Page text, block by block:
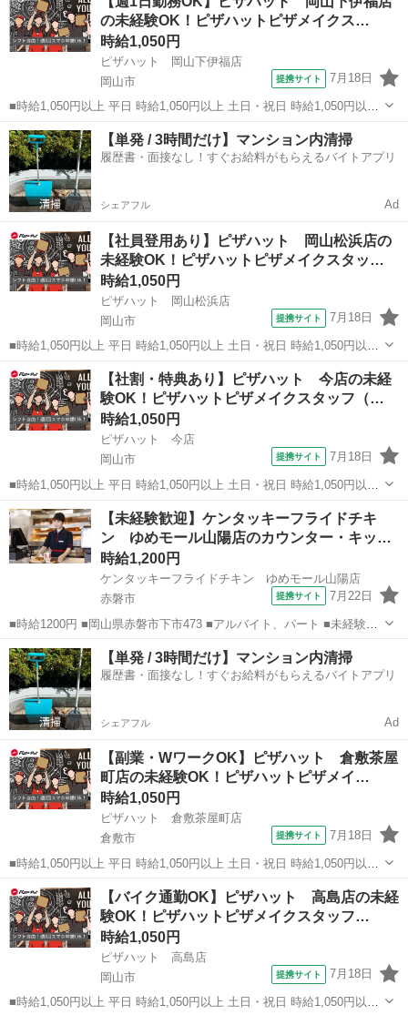
ト、パート ■未経験歓迎、ミドル（40代～）活躍中、エルダー（50代
～）...
の未経験OK！ピザハットピザメイクス…
時給1,050円
ピザハット 岡山下伊福店
岡山市
提携サイト 7月18日
■時給1,050円以上 平日 時給1,050円以上 土日・祝日 時給1,050円以上
■岡山県岡山市北区下伊福2-9-33 ■アルバイト、パート ■友達と応募
OK、未経験歓迎、経験者・有資格者歓迎、大学生歓迎、女性活躍中、
主...
岡山 岡山市 ファーストフード
【単発 / 3時間だけ】マンション内清掃
履歴書・面接なし！すぐお給料がもらえるバイトアプリ
シェアフル Ad
【社員登用あり】ピザハット 岡山松浜店の
未経験OK！ピザハットピザメイクスタッ…
時給1,050円
ピザハット 岡山松浜店
岡山市
提携サイト 7月18日
■時給1,050円以上 平日 時給1,050円以上 土日・祝日 時給1,050円以上
高校生 時給1,050円以上 ■岡山県岡山市南区松浜町15-37 ■アルバイ
ト、パート ■友達と応募OK、未経験歓迎、経験者・有資格者歓迎...
岡山 岡山市 ファーストフード
【社割・特典あり】ピザハット 今店の未経
験OK！ピザハットピザメイクスタッフ（…
時給1,050円
ピザハット 今店
岡山市
提携サイト 7月18日
■時給1,050円以上 平日 時給1,050円以上 土日・祝日 時給1,050円以上
高校生 時給1,050円以上 ■岡山県岡山市北区今7-22-22 ■アルバイト、
パート ■友達と応募OK、未経験歓迎、経験者・有資格者歓迎...
岡山 岡山市 ファーストフード
【未経験歓迎】ケンタッキーフライドチキ
ン ゆめモール山陽店のカウンター・キッ
チ…
時給1,200円
ケンタッキーフライドチキン ゆめモール山陽店
赤磐市
提携サイト 7月22日
■時給1200円 ■岡山県赤磐市下市473 ■アルバイト、パート ■未経験歓
迎、高校生OK、フリーター歓迎、ミドル（40代～）活躍中、エルダー
（50代～）活躍中、シニア（60代～）活躍中、ボーナス・賞与あり、
昇給あり、週1日...
岡山 赤磐市 ファーストフード
【単発 / 3時間だけ】マンション内清掃
履歴書・面接なし！すぐお給料がもらえるバイトアプリ
シェアフル Ad
【副業・WワークOK】ピザハット 倉敷茶屋
町店の未経験OK！ピザハットピザメイ…
時給1,050円
ピザハット 倉敷茶屋町店
倉敷市
提携サイト 7月18日
■時給1,050円以上 平日 時給1,050円以上 土日・祝日 時給1,050円以上
■岡山県倉敷市帯高509-1 ■アルバイト、パート ■友達と応募OK、未経
験歓迎、経験者・有資格者歓迎、大学生歓迎、女性活躍中、主婦・主
夫...
岡山 倉敷市 ファーストフード
【バイク通勤OK】ピザハット 高島店の未経
験OK！ピザハットピザメイクスタッフ…
時給1,050円
ピザハット 高島店
岡山市
提携サイト 7月18日
■時給1,050円以上 平日 時給1,050円以上 土日・祝日 時給1,050円以上